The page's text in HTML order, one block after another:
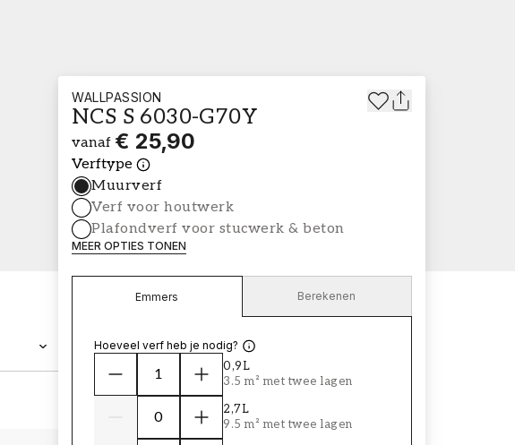
WALLPASSION
NCS S 6030-G70Y
vanaf € 25,90
Verftype
Muurverf
Verf voor houtwerk
Plafondverf voor stucwerk & beton
MEER OPTIES TONEN
Emmers Berekenen
Hoeveel verf heb je nodig?
0,9L
3.5 m² met twee lagen
2,7L
9.5 m² met twee lagen